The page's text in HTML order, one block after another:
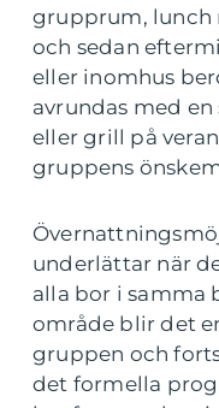
grupprum, lunch
och sedan
eller inomhus
avrundas med
eller grill på
gruppens
underlättar när
alla bor i samma
område blir det
gruppen och
det formella